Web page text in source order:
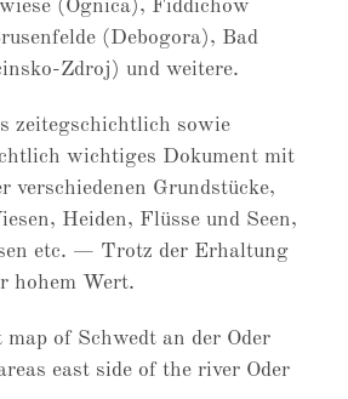
(Ognica), Fiddichow
(Debogora), Bad
Zdroj) und weitere.
zeitegschichtlich sowie
wichtiges Dokument mit
verschiedenen Grundstücke,
Heiden, Flüsse und Seen,
etc. — Trotz der Erhaltung
hohem Wert.
of Schwedt an der Oder
east side of the river Oder